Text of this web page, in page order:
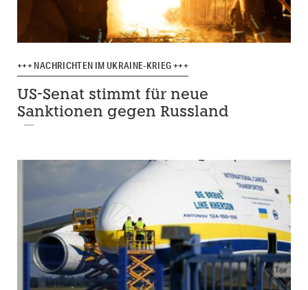
+++ NACHRICHTEN IM UKRAINE-KRIEG +++
US-Senat stimmt für neue
Sanktionen gegen Russland